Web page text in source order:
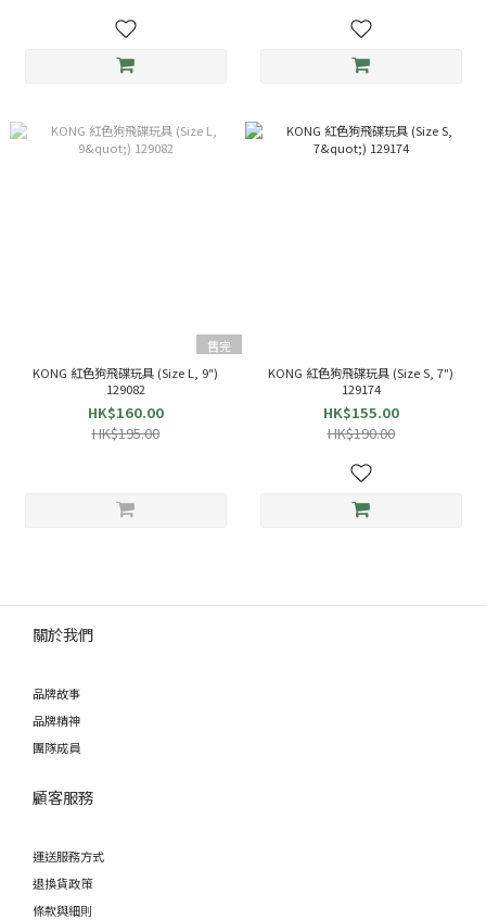
售完
KONG 紅色狗飛碟玩具 (Size L, 9")
129082
HK$160.00
HK$195.00
KONG 紅色狗飛碟玩具 (Size S, 7")
129174
HK$155.00
HK$190.00
關於我們
品牌故事
品牌精神
團隊成員
顧客服務
運送服務方式
退換貨政策
條款與細則